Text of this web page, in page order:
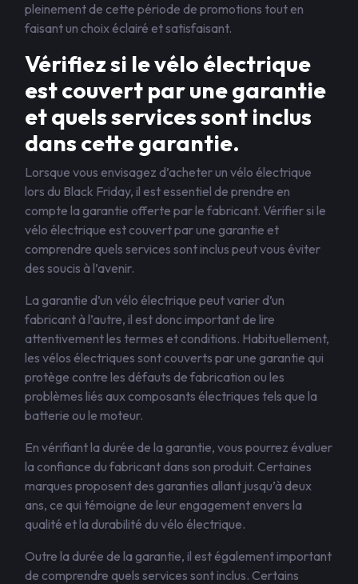
pleinement de cette période de promotions tout en
faisant un choix éclairé et satisfaisant.
Vérifiez si le vélo électrique
est couvert par une garantie
et quels services sont inclus
dans cette garantie.
Lorsque vous envisagez d’acheter un vélo électrique
lors du Black Friday, il est essentiel de prendre en
compte la garantie offerte par le fabricant. Vérifier si le
vélo électrique est couvert par une garantie et
comprendre quels services sont inclus peut vous éviter
des soucis à l’avenir.
La garantie d’un vélo électrique peut varier d’un
fabricant à l’autre, il est donc important de lire
attentivement les termes et conditions. Habituellement,
les vélos électriques sont couverts par une garantie qui
protège contre les défauts de fabrication ou les
problèmes liés aux composants électriques tels que la
batterie ou le moteur.
En vérifiant la durée de la garantie, vous pourrez évaluer
la confiance du fabricant dans son produit. Certaines
marques proposent des garanties allant jusqu’à deux
ans, ce qui témoigne de leur engagement envers la
qualité et la durabilité du vélo électrique.
Outre la durée de la garantie, il est également important
de comprendre quels services sont inclus. Certains